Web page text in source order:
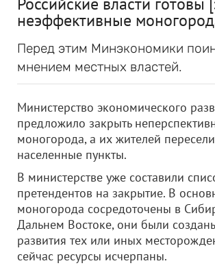
неэффективные
Перед этим Минэкономики
мнением местных властей.
Министерство экономического
предложило закрыть
моногорода, а их жителей
населенные пункты.
В министерстве уже составили
претендентов на закрытие. В
моногорода сосредоточены в
Дальнем Востоке, они были
развития тех или иных
сейчас ресурсы исчерпаны.